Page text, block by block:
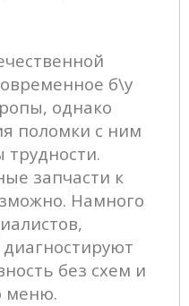
б\у
однако
поломки с ним
запчасти к
Намного
без схем и
меню.